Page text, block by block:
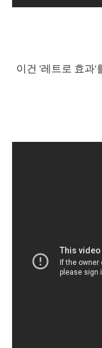
이건 '레트로 효과'